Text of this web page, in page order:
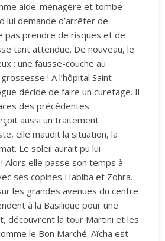
aide-ménagère et tombe
lui demande d’arrêter de
pas prendre de risques et de
tant attendue. De nouveau, le
: une fausse-couche au
! A l’hôpital Saint-
décide de faire un curetage. Il
des précédentes
aussi un traitement
elle maudit la situation, la
Le soleil aurait pu lui
Alors elle passe son temps à
ses copines Habiba et Zohra.
les grandes avenues du centre
à la Basilique pour une
découvrent la tour Martini et les
le Bon Marché. Aïcha est